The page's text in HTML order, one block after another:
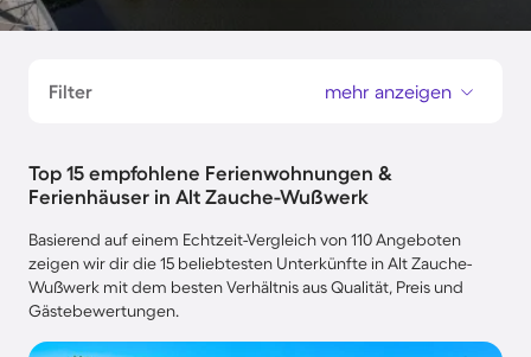
Filter mehr anzeigen
Top 15 empfohlene Ferienwohnungen &
Ferienhäuser in Alt Zauche-Wußwerk
Basierend auf einem Echtzeit-Vergleich von 110 Angeboten
zeigen wir dir die 15 beliebtesten Unterkünfte in Alt Zauche-
Wußwerk mit dem besten Verhältnis aus Qualität, Preis und
Gästebewertungen.